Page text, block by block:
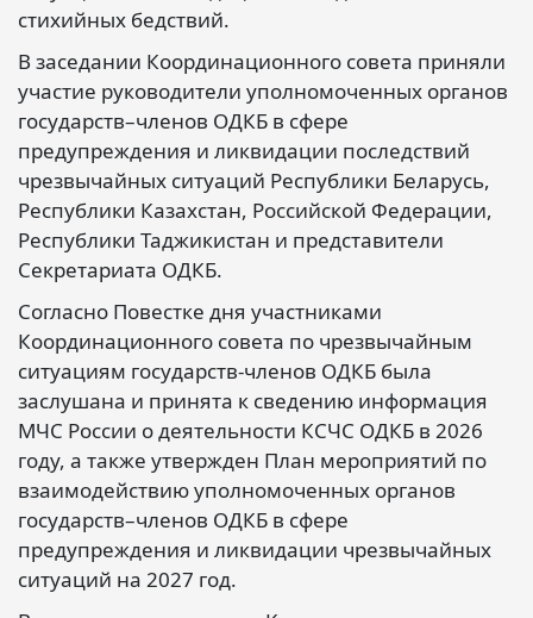
стихийных бедствий.
В заседании Координационного совета приняли
участие руководители уполномоченных органов
государств–членов ОДКБ в сфере
предупреждения и ликвидации последствий
чрезвычайных ситуаций Республики Беларусь,
Республики Казахстан, Российской Федерации,
Республики Таджикистан и представители
Секретариата ОДКБ.
Согласно Повестке дня участниками
Координационного совета по чрезвычайным
ситуациям государств-членов ОДКБ была
заслушана и принята к сведению информация
МЧС России о деятельности КСЧС ОДКБ в 2026
году, а также утвержден План мероприятий по
взаимодействию уполномоченных органов
государств–членов ОДКБ в сфере
предупреждения и ликвидации чрезвычайных
ситуаций на 2027 год.